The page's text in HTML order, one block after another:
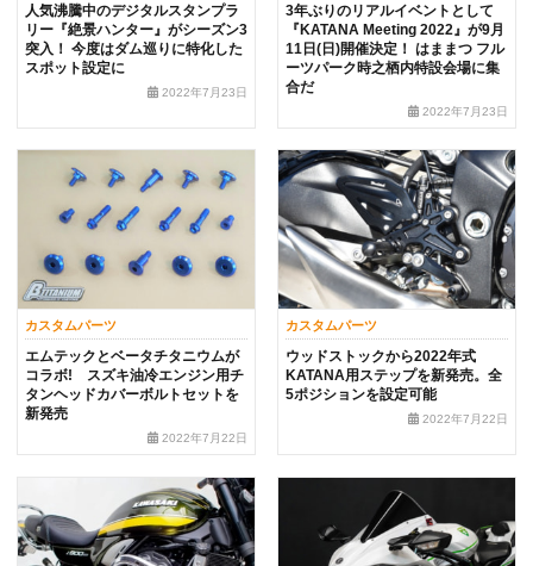
人気沸騰中のデジタルスタンプラ
リー『絶景ハンター』がシーズン3
突入！ 今度はダム巡りに特化した
スポット設定に
2022年7月23日
3年ぶりのリアルイベントとして
『KATANA Meeting 2022』が9月
11日(日)開催決定！ はままつ フル
ーツパーク時之栖内特設会場に集
合だ
2022年7月23日
カスタムパーツ
エムテックとベータチタニウムが
コラボ! スズキ油冷エンジン用チ
タンヘッドカバーボルトセットを
新発売
2022年7月22日
カスタムパーツ
ウッドストックから2022年式
KATANA用ステップを新発売。全
5ポジションを設定可能
2022年7月22日